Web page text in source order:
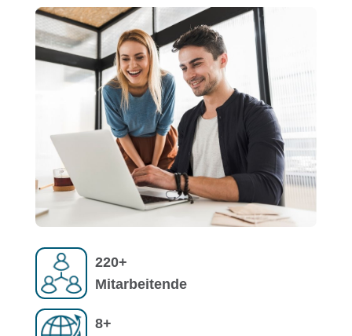
220+
Mitarbeitende
8+